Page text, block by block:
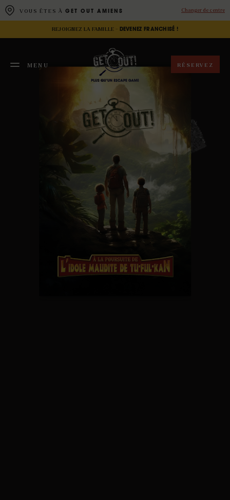
VOUS ÊTES À GET OUT AMIENS Changer de centre
REJOIGNEZ LA FAMILLE - DEVENEZ FRANCHISÉ !
MENU
RÉSERVEZ
Panneau de gestion des cookies